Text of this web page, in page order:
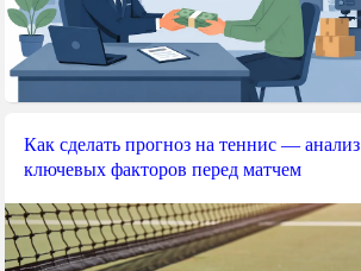
Как сделать прогноз на теннис — анализ
ключевых факторов перед матчем